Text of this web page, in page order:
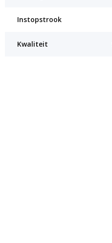
Instopstrook
Kwaliteit